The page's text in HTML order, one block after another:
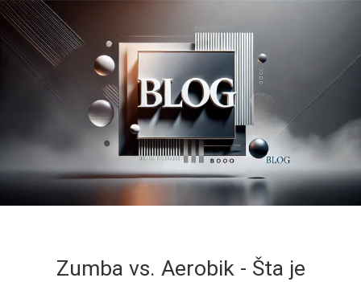
Zumba vs. Aerobik - Šta je